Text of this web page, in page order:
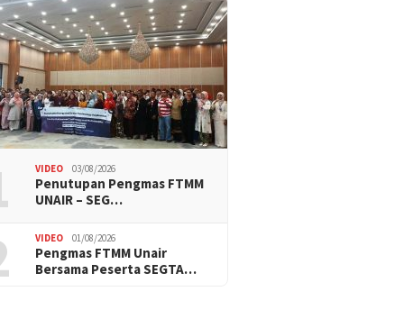
VIDEO 03/08/2026
Penutupan Pengmas FTMM
UNAIR – SEG…
VIDEO 01/08/2026
Pengmas FTMM Unair
Bersama Peserta SEGTA…